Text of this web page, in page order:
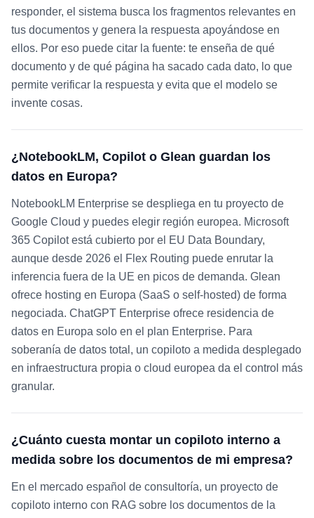
responder, el sistema busca los fragmentos relevantes en
tus documentos y genera la respuesta apoyándose en
ellos. Por eso puede citar la fuente: te enseña de qué
documento y de qué página ha sacado cada dato, lo que
permite verificar la respuesta y evita que el modelo se
invente cosas.
¿NotebookLM, Copilot o Glean guardan los
datos en Europa?
NotebookLM Enterprise se despliega en tu proyecto de
Google Cloud y puedes elegir región europea. Microsoft
365 Copilot está cubierto por el EU Data Boundary,
aunque desde 2026 el Flex Routing puede enrutar la
inferencia fuera de la UE en picos de demanda. Glean
ofrece hosting en Europa (SaaS o self-hosted) de forma
negociada. ChatGPT Enterprise ofrece residencia de
datos en Europa solo en el plan Enterprise. Para
soberanía de datos total, un copiloto a medida desplegado
en infraestructura propia o cloud europea da el control más
granular.
¿Cuánto cuesta montar un copiloto interno a
medida sobre los documentos de mi empresa?
En el mercado español de consultoría, un proyecto de
copiloto interno con RAG sobre los documentos de la